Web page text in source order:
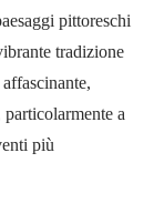
pittoreschi
tradizione
a
più